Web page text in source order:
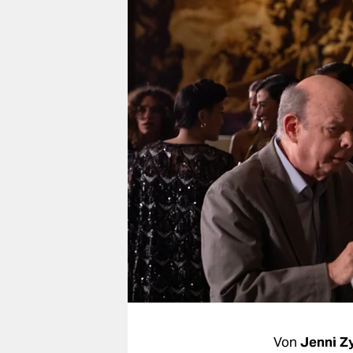
nord
wahrheit
verlag
verlag
veranstaltungen
shop
fragen & hilfe
unterstützen
abo
Von Jenni